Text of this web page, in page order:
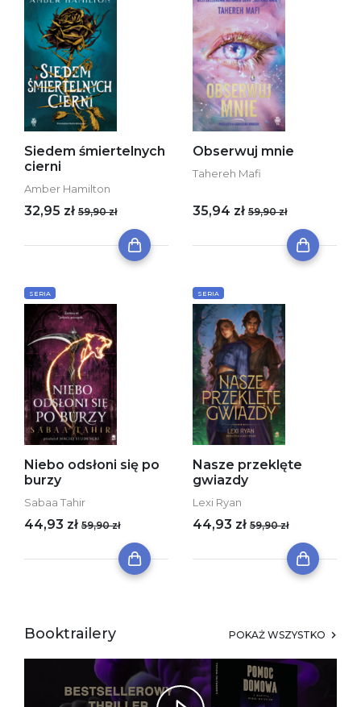
Siedem śmiertelnych
cierni
Amber Hamilton
32,95 zł 59,90 zł
Obserwuj mnie
Tahereh Mafi
35,94 zł 59,90 zł
SERIA
Niebo odsłoni się po
burzy
Sabaa Tahir
44,93 zł 59,90 zł
SERIA
Nasze przeklęte
gwiazdy
Lexi Ryan
44,93 zł 59,90 zł
Booktrailery POKAŻ WSZYSTKO